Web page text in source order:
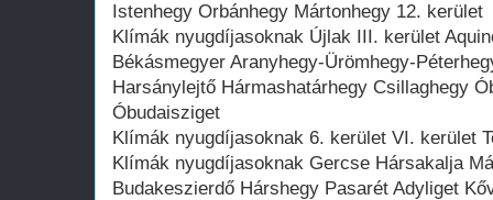
Istenhegy Orbánhegy Mártonhegy 12. kerület
Klímák nyugdíjasoknak Újlak III. kerület
Békásmegyer Aranyhegy-Ürömhegy-
Harsánylejtő Hármashatárhegy Csillaghegy
Óbudaisziget
Klímák nyugdíjasoknak 6. kerület VI. kerület
Klímák nyugdíjasoknak Gercse Hársakalja
Budakeszierdő Hárshegy Pasarét Adyliget